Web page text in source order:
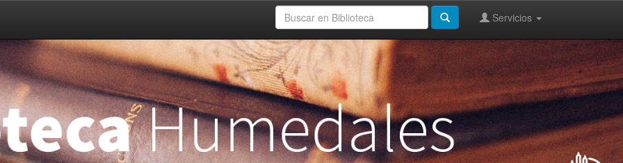
Servicios